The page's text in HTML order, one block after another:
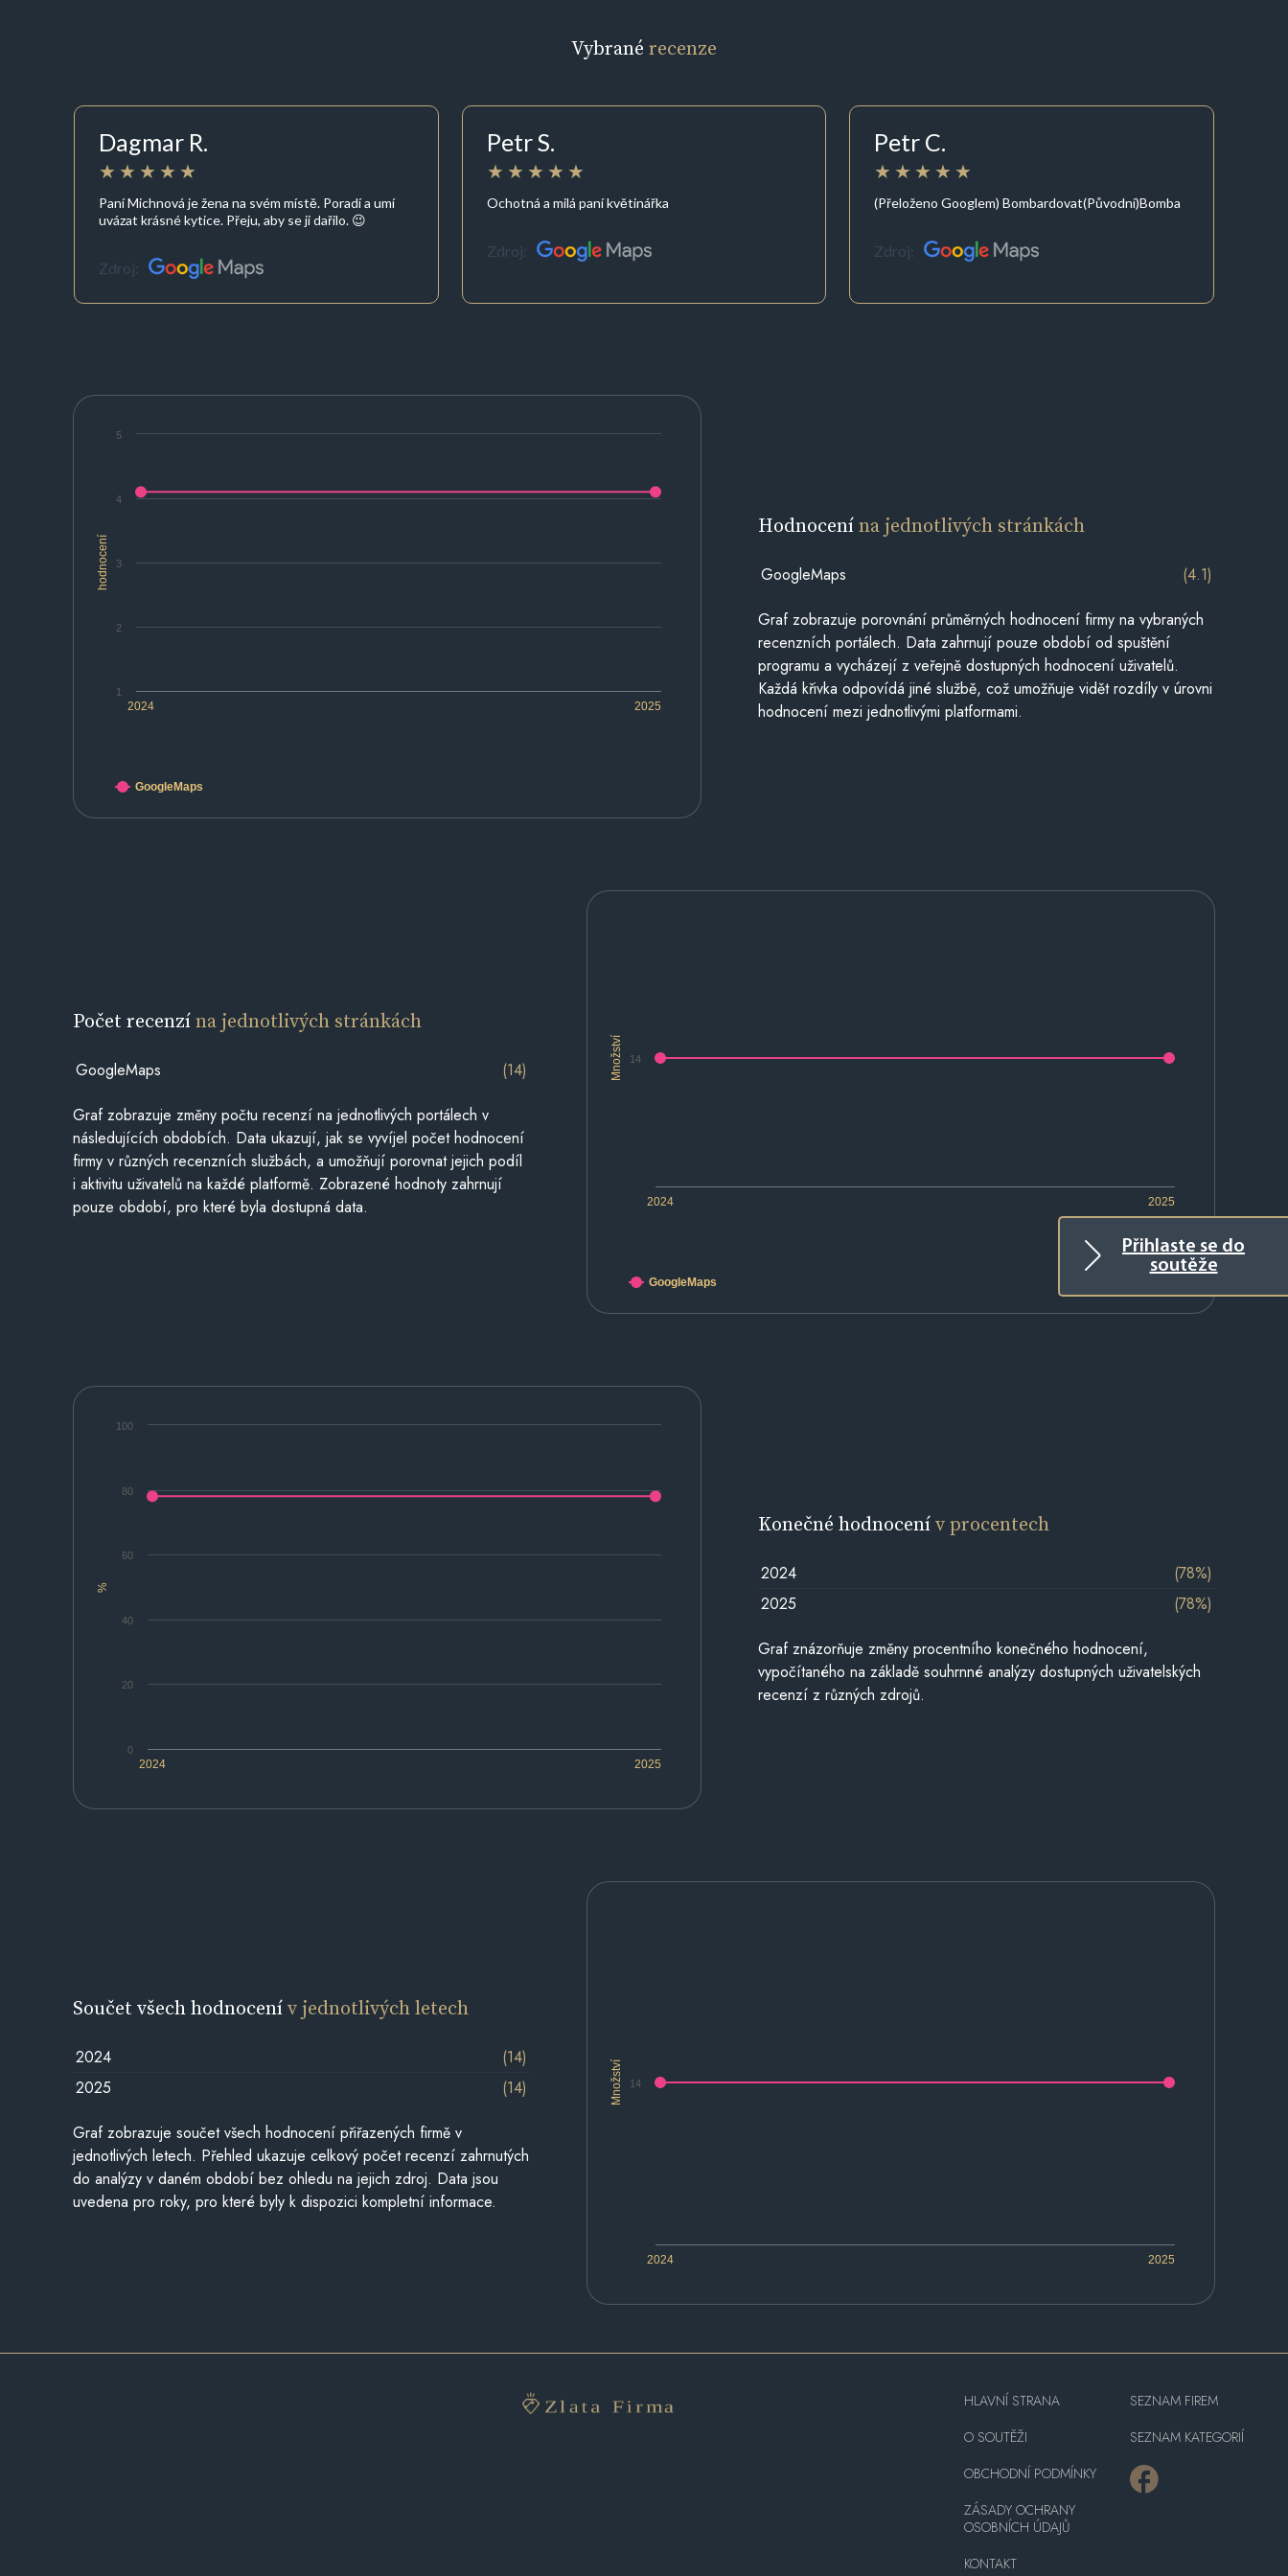
Přihlaste se do
soutěže
Vybrané recenze
Dagmar R.
Paní Michnová je žena na svém místě. Poradí a umí
uvázat krásné kytice. Přeju, aby se ji dařilo. 😉
Zdroj:
Petr S.
Ochotná a milá paní květinářka
Zdroj:
Petr C.
(Přeloženo Googlem) Bombardovat(Původní)Bomba
Zdroj:
hodnocení
2024 2025
1
2
3
4
5
GoogleMaps
Hodnocenína jednotlivých stránkách
GoogleMaps (4.1)
Graf zobrazuje porovnání průměrných hodnocení firmy na vybraných
recenzních portálech. Data zahrnují pouze období od spuštění
programu a vycházejí z veřejně dostupných hodnocení uživatelů.
Každá křivka odpovídá jiné službě, což umožňuje vidět rozdíly v úrovni
hodnocení mezi jednotlivými platformami.
Množství
2024 2025
14
GoogleMaps
Počet recenzína jednotlivých stránkách
GoogleMaps (14)
Graf zobrazuje změny počtu recenzí na jednotlivých portálech v
následujících obdobích. Data ukazují, jak se vyvíjel počet hodnocení
firmy v různých recenzních službách, a umožňují porovnat jejich podíl
i aktivitu uživatelů na každé platformě. Zobrazené hodnoty zahrnují
pouze období, pro které byla dostupná data.
%
2024 2025
0
20
40
60
80
100
Konečné hodnocenív procentech
2024
(78%)
2025
(78%)
Graf znázorňuje změny procentního konečného hodnocení,
vypočítaného na základě souhrnné analýzy dostupných uživatelských
recenzí z různých zdrojů.
Množství
2024 2025
14
Součet všech hodnocenív jednotlivých letech
2024
(14)
2025
(14)
Graf zobrazuje součet všech hodnocení přiřazených firmě v
jednotlivých letech. Přehled ukazuje celkový počet recenzí zahrnutých
do analýzy v daném období bez ohledu na jejich zdroj. Data jsou
uvedena pro roky, pro které byly k dispozici kompletní informace.
HLAVNÍ STRANA
O SOUTĚŽI
OBCHODNÍ PODMÍNKY
ZÁSADY OCHRANY
OSOBNÍCH ÚDAJŮ
KONTAKT
SEZNAM FIREM
SEZNAM KATEGORIÍ